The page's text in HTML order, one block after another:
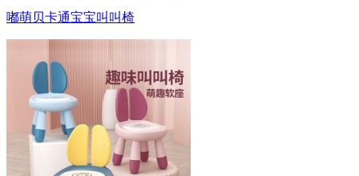
嘟萌贝卡通宝宝叫叫椅